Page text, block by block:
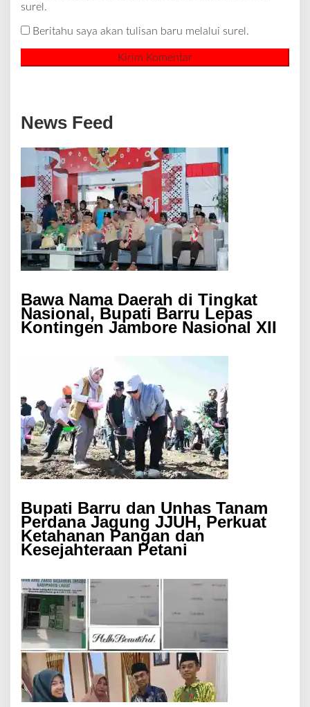
surel.
Beritahu saya akan tulisan baru melalui surel.
News Feed
Bawa Nama Daerah di Tingkat
Nasional, Bupati Barru Lepas
Kontingen Jambore Nasional XII
Bupati Barru dan Unhas Tanam
Perdana Jagung JJUH, Perkuat
Ketahanan Pangan dan
Kesejahteraan Petani